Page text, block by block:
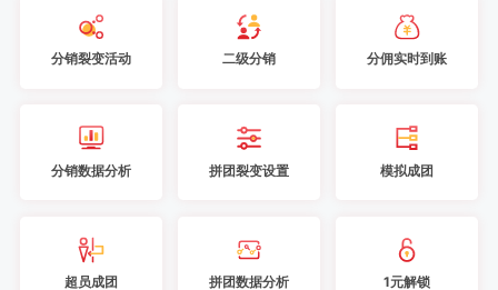
分销裂变活动 二级分销 分佣实时到账
分销数据分析 拼团裂变设置 模拟成团
超员成团 拼团数据分析 1元解锁